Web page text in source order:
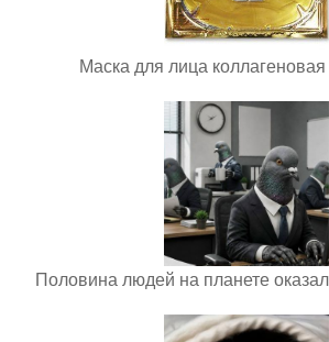
Маска для лица
Половина людей на планете